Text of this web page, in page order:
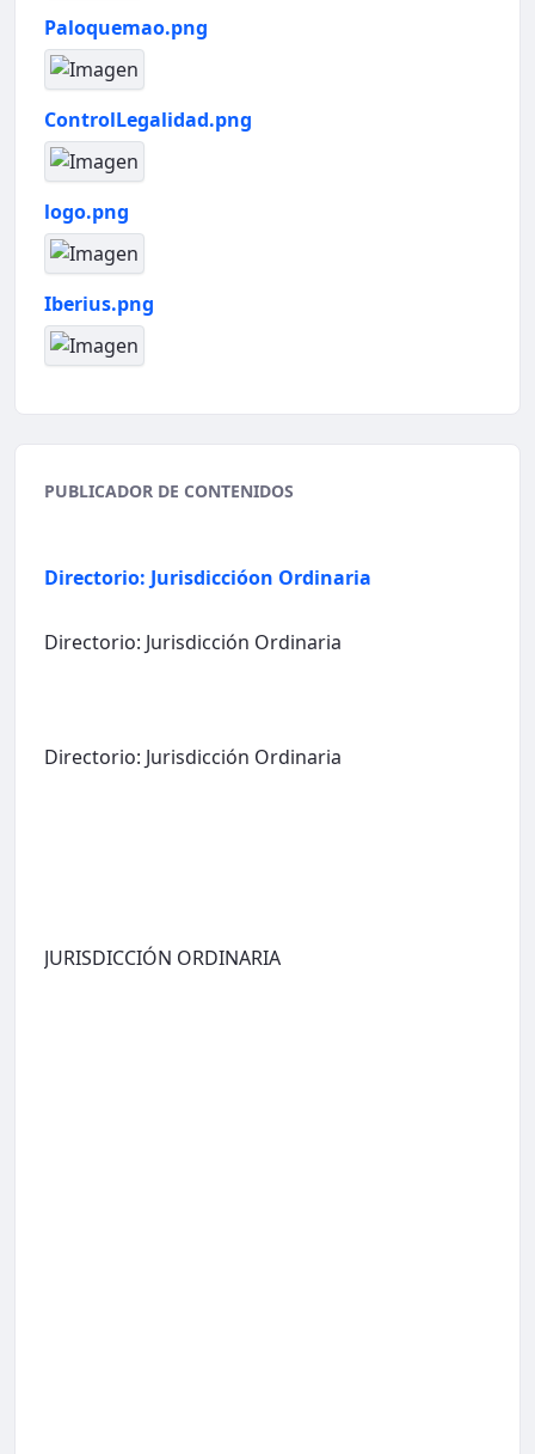
Paloquemao.png
ControlLegalidad.png
logo.png
Iberius.png
PUBLICADOR DE CONTENIDOS
Directorio: Jurisdiccióon Ordinaria
Directorio: Jurisdicción Ordinaria
Directorio: Jurisdicción Ordinaria
JURISDICCIÓN ORDINARIA